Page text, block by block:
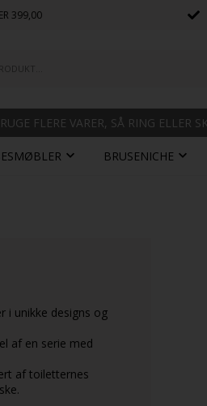
399,00
FLERE VARER, SÅ RING ELLER
BRUSENICHE
unikke designs og
af en serie med
af toiletternes